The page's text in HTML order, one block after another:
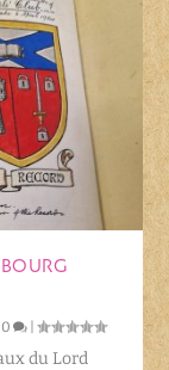
0 |
du Lord